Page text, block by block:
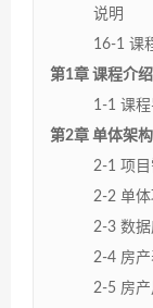
说明
16-1 课
第1章 课程介
1-1 课程
第2章 单体架
2-1 项目
2-2 单
2-3 数
2-4 房产
2-5 房